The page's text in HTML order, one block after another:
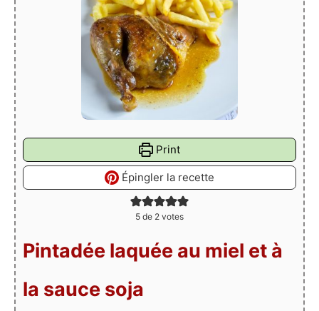
Print
Épingler la recette
5 de 2 votes
Pintadée laquée au miel et à
la sauce soja